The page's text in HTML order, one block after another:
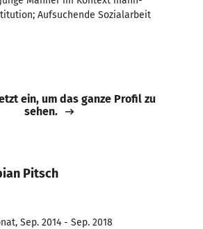
Aufsuchende Sozialarbeit
ein, um das ganze Profil zu
sehen.
Pitsch
Sep. 2014 - Sep. 2018